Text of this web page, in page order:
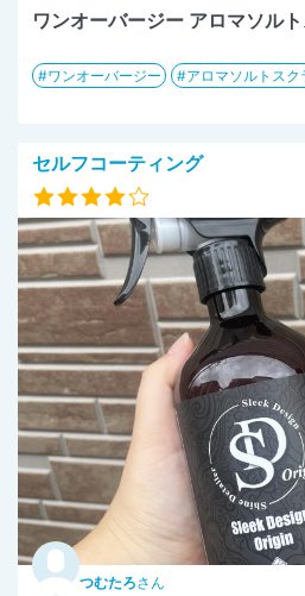
ワンオーバージー アロマソル
ワンオーバージー アロマソルトスク
セルフコーティング
つむたろさん